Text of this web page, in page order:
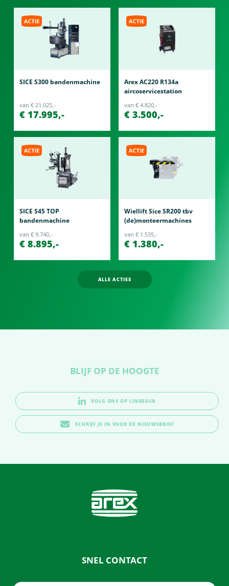
SICE S300 bandenmachine
van € 21.025,-
€ 17.995,-
Arex AC220 R134a
aircoservicestation
van € 4.820,-
€ 3.500,-
SICE S45 TOP
bandenmachine
van € 9.740,-
€ 8.895,-
Wiellift Sice SR200 tbv
(de)monteermachines
van € 1.535,-
€ 1.380,-
ALLE ACTIES
BLIJF OP DE HOOGTE
VOLG ONS OP LINKEDIN
SCHRIJF JE IN VOOR DE NIEUWSBRIEF
SNEL CONTACT